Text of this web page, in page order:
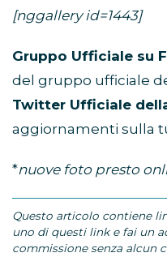
[nggallery id=1443]
Gruppo Ufficiale su
del gruppo ufficiale
Twitter Ufficiale
aggiornamenti sulla
*nuove foto presto
Questo articolo contiene
uno di questi link e fai un
commissione senza alcun